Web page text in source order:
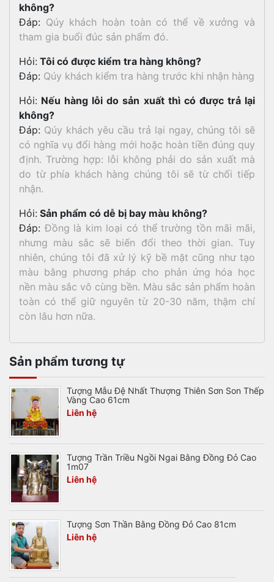
không?
Đáp: Qúy khách hoàn toàn có thể về xưởng và
tham gia buổi đúc sản phẩm đó.
Hỏi: Tôi có được kiểm tra hàng không?
Đáp: Qúy khách kiểm tra hàng trước khi nhận hàng
Hỏi: Nếu hàng lỗi do sản xuất thì có được trả lại
không?
Đáp: Qúy khách yêu cầu trả lại ngay, chúng tôi sẽ
có nghĩa vụ đổi hàng mới hoặc hoàn tiền đúng quy
định. Trường hợp: lỗi không phải do sản xuất mà
do từ phía khách hàng chúng tôi sẽ từ chối tiếp
nhận.
Hỏi: Sản phẩm có dễ bị bay màu không?
Đáp: Đồng là kim loại có thể trường tồn mãi mãi,
nhưng màu sắc sẽ biến đổi theo thời gian. Tuy
nhiên, chúng tôi đã xử lý kỹ bề mặt cũng như tạo
màu bằng phương pháp cho phản ứng hóa học
nền màu sắc vô cùng bền. Màu sắc sản phẩm hoàn
toàn có thể giữ nguyên từ 20-30 năm, thậm chí
còn lâu hơn nữa.
Sản phẩm tương tự
Tượng Mẫu Đệ Nhất Thượng Thiên Sơn Son Thếp
Vàng Cao 61cm
Liên hệ
Tượng Trần Triều Ngồi Ngai Bằng Đồng Đỏ Cao
1m07
Liên hệ
Tượng Sơn Thần Bằng Đồng Đỏ Cao 81cm
Liên hệ